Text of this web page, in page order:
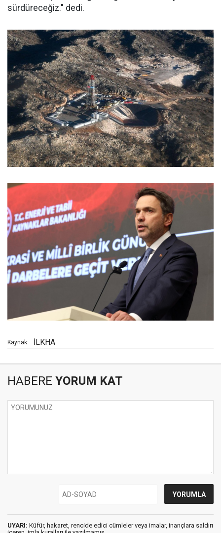
sürdüreceğiz." dedi.
Kaynak: İLKHA
HABERE YORUM KAT
UYARI: Küfür, hakaret, rencide edici cümleler veya imalar, inançlara saldırı